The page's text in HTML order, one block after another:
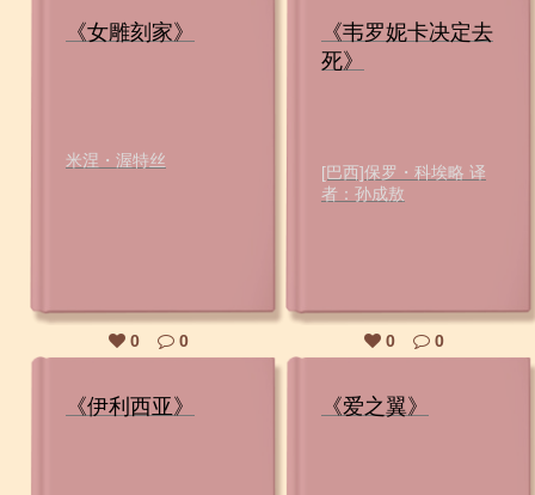
《女雕刻家》
米涅・渥特丝
0 0
《韦罗妮卡决定去
死》
[巴西]保罗・科埃略 译
者：孙成敖
0 0
《伊利西亚》 《爱之翼》